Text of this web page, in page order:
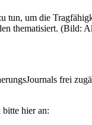
tun, um die
thematisiert. (Bild:
frei
hier an: